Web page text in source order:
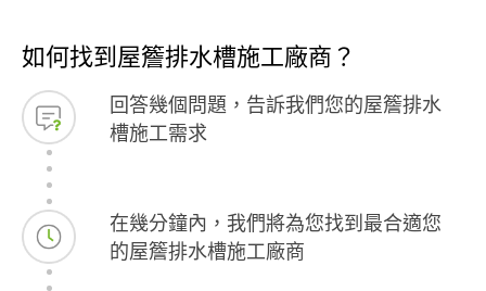
如何找到屋簷排水槽施工廠商？
回答幾個問題，告訴我們您的屋簷排水
槽施工需求
在幾分鐘內，我們將為您找到最合適您
的屋簷排水槽施工廠商